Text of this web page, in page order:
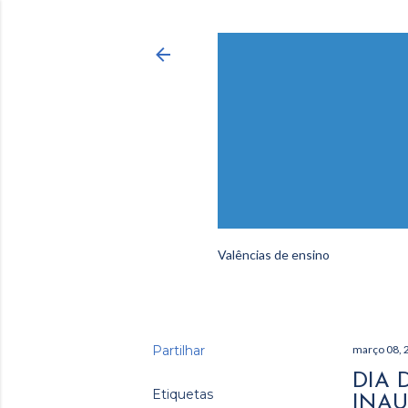
Valências de ensino
Partilhar
Etiquetas
março 08,
DIA